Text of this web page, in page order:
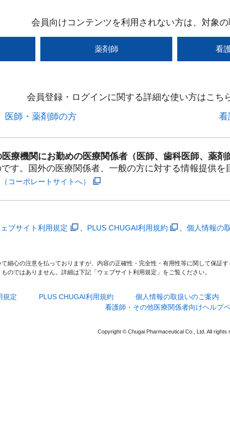
会員向けコンテンツを利用されない方は、対象
薬剤師 看
会員登録・ログインに関する詳細な使い方はこち
医師・薬剤師の方​
看
医療機関にお勤めの医療関係者（医師、歯科医師、薬剤
す。国外の医療関係者、一般の方に対する情報提供を
コーポレートサイトへ）
ブサイト利用規定 PLUS CHUGAI利用規約 、個人情報の
細心の注意を払っておりますが、内容の正確性・完全性・有用性等に関して保証
のではありません。詳細は下記「ウェブサイト利用規定」をご覧ください。
規定 PLUS CHUGAI利用規約 個人情報の取扱いのご案内
看護師・その他医療関係者向けヘルプ
Copyright © Chugai Pharmaceutical Co., Ltd. All rights